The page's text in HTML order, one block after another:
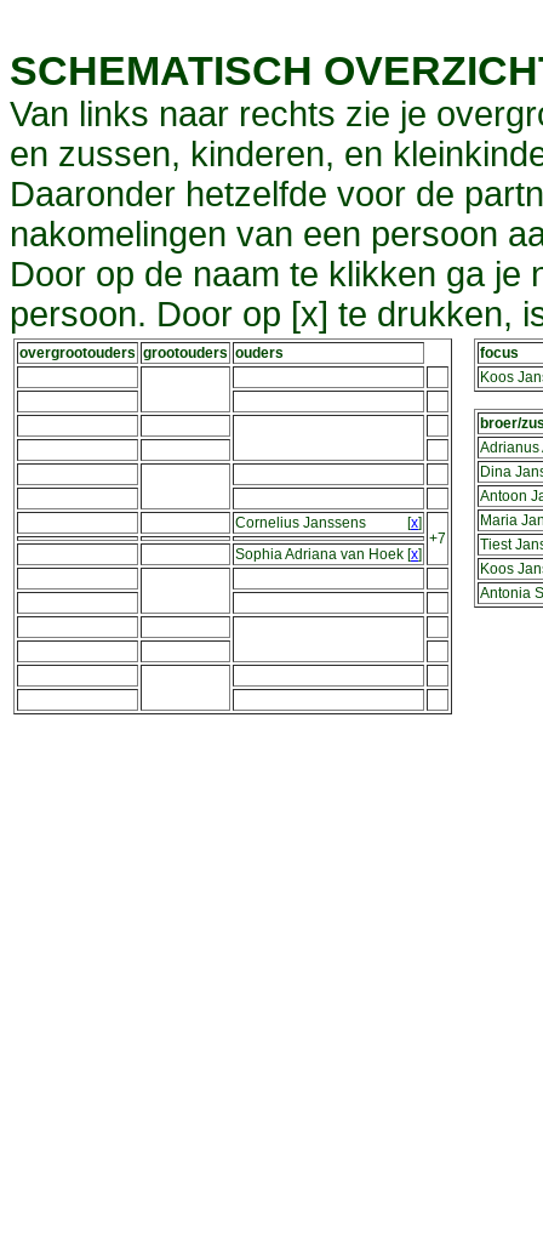
SCHEMATISCH
Van links naar rechts zie je
en zussen, kinderen, en
Daaronder hetzelfde voor de
nakomelingen van een persoon
Door op de naam te klikken ga je
persoon. Door op [x] te drukken,
overgrootouders grootouders ouders
Cornelius Janssens [x]
+7
Sophia Adriana van Hoek [x]
focus
Koos
broer/
Adrianus
Dina
Antoon
Maria
Tiest
Koos
Antonia